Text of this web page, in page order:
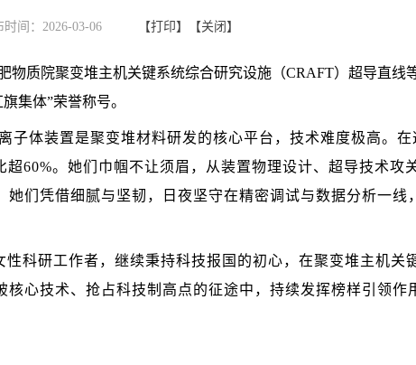
时间：2026-03-06 【打印】 【关闭】
质院聚变堆主机关键系统综合研究设施（CRAFT）超导直线
集体”荣誉称号。
体装置是聚变堆材料研发的核心平台，技术难度极高。
。她们巾帼不让须眉，从装置物理设计、超导技术攻
们凭借细腻与坚韧，日夜坚守在精密调试与数据分析一线
科研工作者，继续秉持科技报国的初心，在聚变堆主机关
心技术、抢占科技制高点的征途中，持续发挥榜样引领作